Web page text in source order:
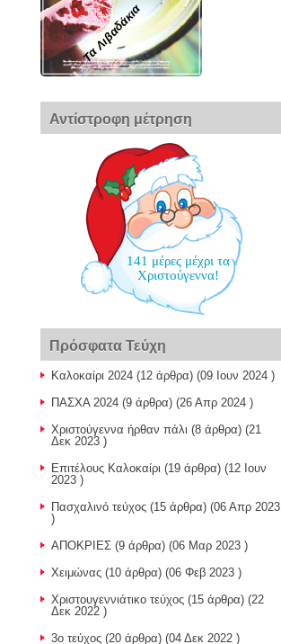
Τα Λιβαδάκια
Αντίστροφη μέτρηση
141 μέρες μέχρι τα
Χριστούγεννα!
Πρόσφατα Τεύχη
Καλοκαίρι 2024 (12 άρθρα) (09 Ιουν 2024 )
ΠΑΣΧΑ 2024 (9 άρθρα) (26 Απρ 2024 )
Χριστούγεννα ήρθαν πάλι (8 άρθρα) (21
Δεκ 2023 )
Επιτέλους Καλοκαίρι (19 άρθρα) (12 Ιουν
2023 )
Πασχαλινό τεύχος (15 άρθρα) (06 Απρ 2023
)
ΑΠΟΚΡΙΕΣ (9 άρθρα) (06 Μαρ 2023 )
Χειμώνας (10 άρθρα) (06 Φεβ 2023 )
Χριστουγεννιάτικο τεύχος (15 άρθρα) (22
Δεκ 2022 )
3ο τεύχος (20 άρθρα) (04 Δεκ 2022 )